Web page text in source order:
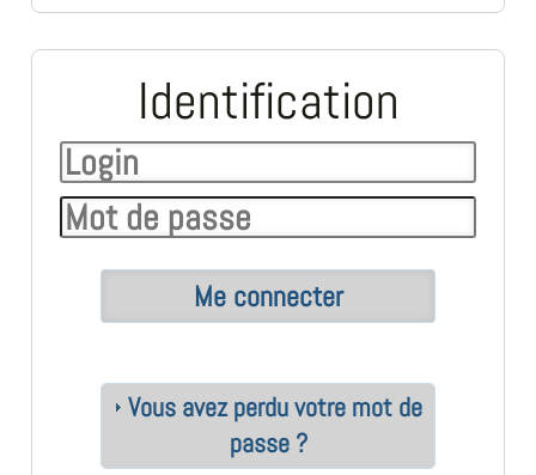
Identification
Vous avez perdu votre mot de
passe ?